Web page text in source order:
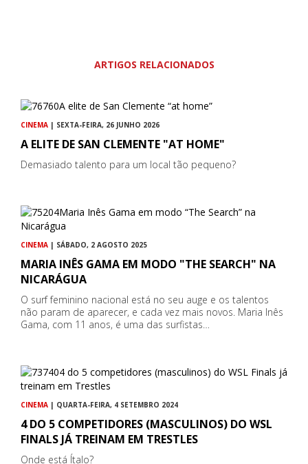
ARTIGOS RELACIONADOS
CINEMA | SEXTA-FEIRA, 26 JUNHO 2026
A ELITE DE SAN CLEMENTE "AT HOME"
Demasiado talento para um local tão pequeno?
CINEMA | SÁBADO, 2 AGOSTO 2025
MARIA INÊS GAMA EM MODO "THE SEARCH" NA
NICARÁGUA
O surf feminino nacional está no seu auge e os talentos
não param de aparecer, e cada vez mais novos. Maria Inês
Gama, com 11 anos, é uma das surfistas…
CINEMA | QUARTA-FEIRA, 4 SETEMBRO 2024
4 DO 5 COMPETIDORES (MASCULINOS) DO WSL
FINALS JÁ TREINAM EM TRESTLES
Onde está Ítalo?